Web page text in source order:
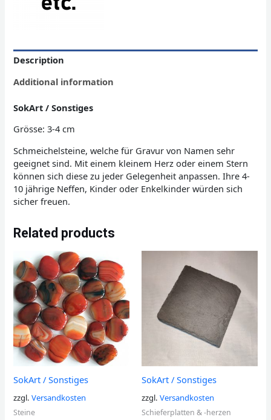
Description
Additional information
SokArt / Sonstiges
Grösse: 3-4 cm
Schmeichelsteine, welche für Gravur von Namen sehr
geeignet sind. Mit einem kleinem Herz oder einem Stern
können sich diese zu jeder Gelegenheit anpassen. Ihre 4-
10 jährige Neffen, Kinder oder Enkelkinder würden sich
sicher freuen.
Related products
SokArt / Sonstiges
zzgl.Versandkosten
Steine
SokArt / Sonstiges
zzgl. Versandkosten
Schieferplatten & -herzen